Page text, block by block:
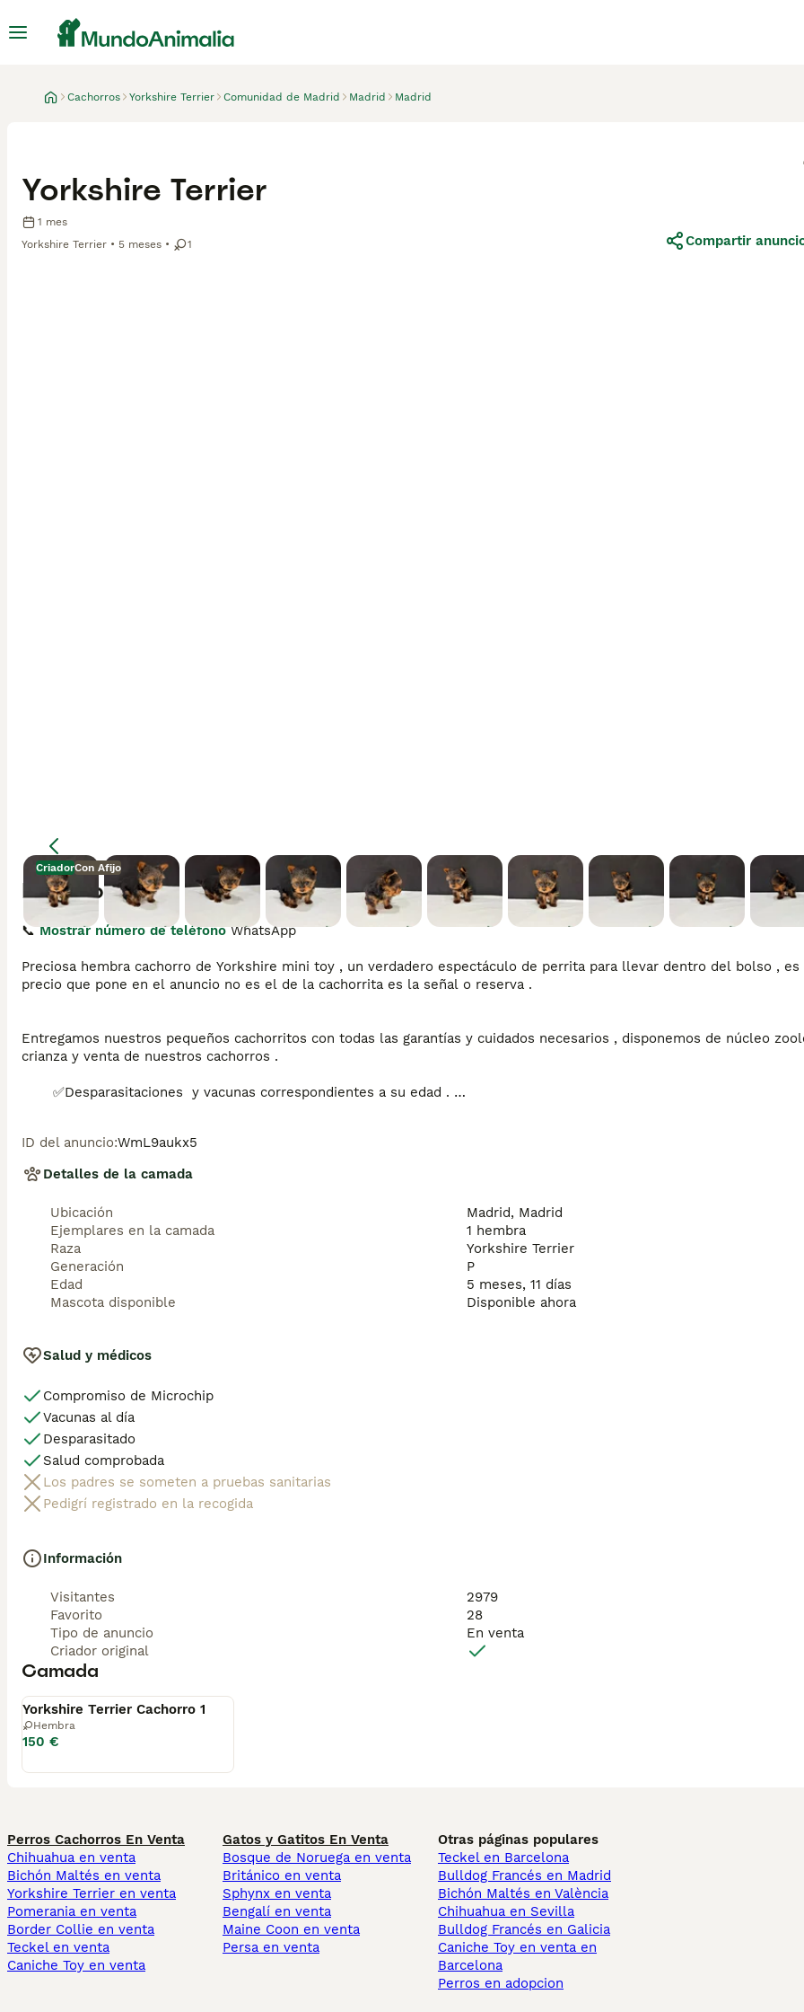
Cachorros Yorkshire Terrier Comunidad de Madrid Madrid Madrid
CriadorCon Afijo
Yorkshire Terrier
1 mes
Yorkshire Terrier
5 meses 1 Compartir
Descripción
📞 Mostrar número de teléfono WhatsApp
Preciosa hembra cachorro de Yorkshire mini toy , un verdadero espectáculo de perrita para llevar dentro del bolso ,
precio que pone en el anuncio no es el de la cachorrita es la señal o reserva .
Entregamos nuestros pequeños cachorritos con todas las garantías y cuidados necesarios , disponemos de núcleo
crianza y venta de nuestros cachorros .
       ✅Desparasitaciones  y vacunas correspondientes a su edad .
       ✅Garantías víricas de 15 días .
       ✅Garantías genéticas de un año .
También ofrecemos transporte propio para nuestros pequeños cachorros a toda la península , el pago lo podéis hacer
reembolso . (con coste adicional) . Mandamos a toda España .
Disponemos de varias razas
Si no esta la raza que queréis llámanos , intentaremos encontrártela , trabajamos con los mejores criadores de España .
ID del anuncio:WmL9aukx5
Detalles de la camada
Ubicación
Madrid, Madrid
Ejemplares en la camada
1 hembra
Raza
Yorkshire Terrier
Generación
P
Edad
5 meses, 11 días
Mascota disponible
Disponible ahora
Salud y médicos
Compromiso de Microchip
Vacunas al día
Desparasitado
Salud comprobada
Los padres se someten a pruebas sanitarias
Pedigrí registrado en la recogida
Información
Visitantes
2979
Favorito
28
Tipo de anuncio
En venta
Criador original
Camada
Yorkshire Terrier Cachorro 1
Hembra
150 €
Perros Cachorros En Venta
Chihuahua en venta
Bichón Maltés en venta
Yorkshire Terrier en venta
Pomerania en venta
Border Collie en venta
Teckel en venta
Caniche Toy en venta
Gatos y Gatitos En Venta
Bosque de Noruega en venta
Británico en venta
Sphynx en venta
Bengalí en venta
Maine Coon en venta
Persa en venta
Otras páginas populares
Teckel en Barcelona
Bulldog Francés en Madrid
Bichón Maltés en València
Chihuahua en Sevilla
Bulldog Francés en Galicia
Caniche Toy en venta en
Barcelona
Perros en adopcion